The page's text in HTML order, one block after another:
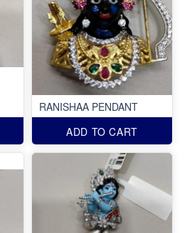
RANISHAA PENDANT
ADD TO CART